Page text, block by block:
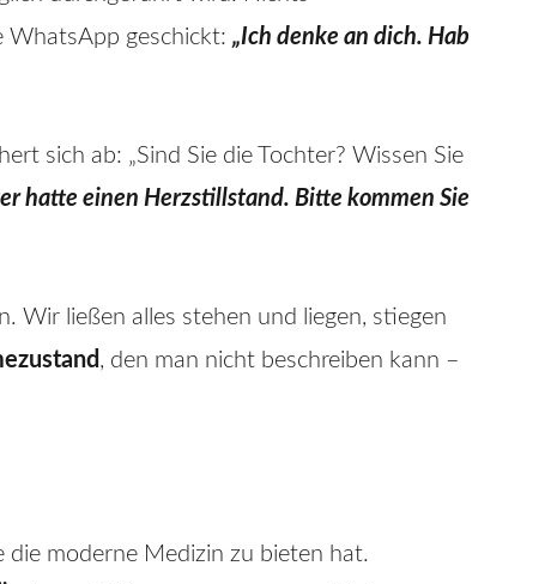
WhatsApp geschickt: „Ich denke an dich. Hab
sich ab: „Sind Sie die Tochter? Wissen Sie
hatte einen Herzstillstand. Bitte kommen Sie
Wir ließen alles stehen und liegen, stiegen
, den man nicht beschreiben kann –
die moderne Medizin zu bieten hat.